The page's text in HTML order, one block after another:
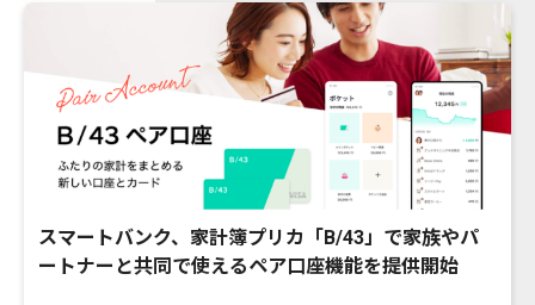
スマートバンク、家計簿プリカ「B/43」で家族やパ
ートナーと共同で使えるペア口座機能を提供開始